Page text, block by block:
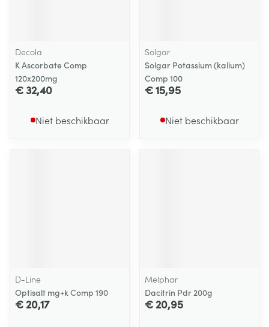
Decola
K Ascorbate Comp
120x200mg
€ 32,40
Niet beschikbaar
Solgar
Solgar Potassium (kalium)
Comp 100
€ 15,95
Niet beschikbaar
D-Line
Optisalt mg+k Comp 190
€ 20,17
Melphar
Dacitrin Pdr 200g
€ 20,95